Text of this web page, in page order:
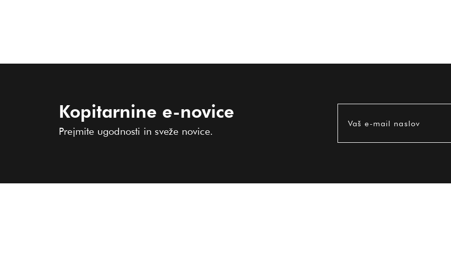
Kopitarnine e-novice
Prejmite ugodnosti in sveže novice.
Vaš e-mail naslov